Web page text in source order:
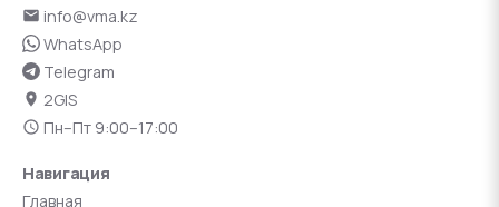
info@vma.kz
WhatsApp
Telegram
2GIS
Пн–Пт 9:00–17:00
Навигация
Главная